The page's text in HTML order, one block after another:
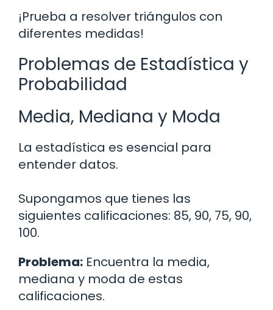
¡Prueba a resolver triángulos con
diferentes medidas!
Problemas de Estadística y
Probabilidad
Media, Mediana y Moda
La estadística es esencial para
entender datos.
Supongamos que tienes las
siguientes calificaciones: 85, 90, 75, 90,
100.
Problema: Encuentra la media,
mediana y moda de estas
calificaciones.